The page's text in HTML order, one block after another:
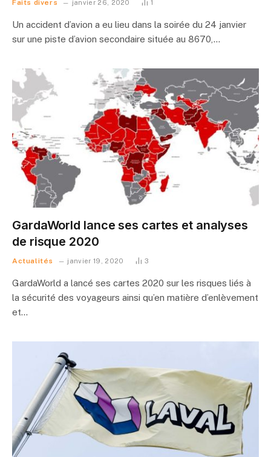
Faits divers janvier 26, 2020 1
Un accident d’avion a eu lieu dans la soirée du 24 janvier
sur une piste d’avion secondaire située au 8670,…
GardaWorld lance ses cartes et analyses
de risque 2020
Actualités janvier 19, 2020 3
GardaWorld a lancé ses cartes 2020 sur les risques liés à
la sécurité des voyageurs ainsi qu’en matière d’enlèvement
et…